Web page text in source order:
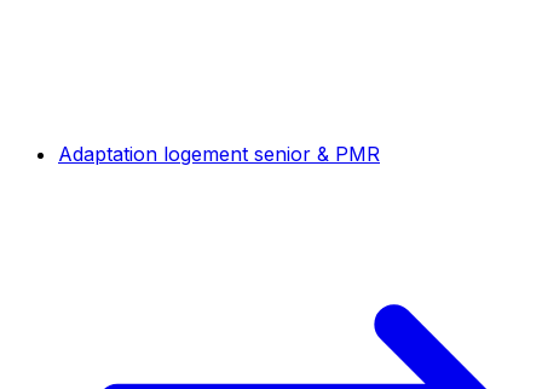
Adaptation logement senior & PMR